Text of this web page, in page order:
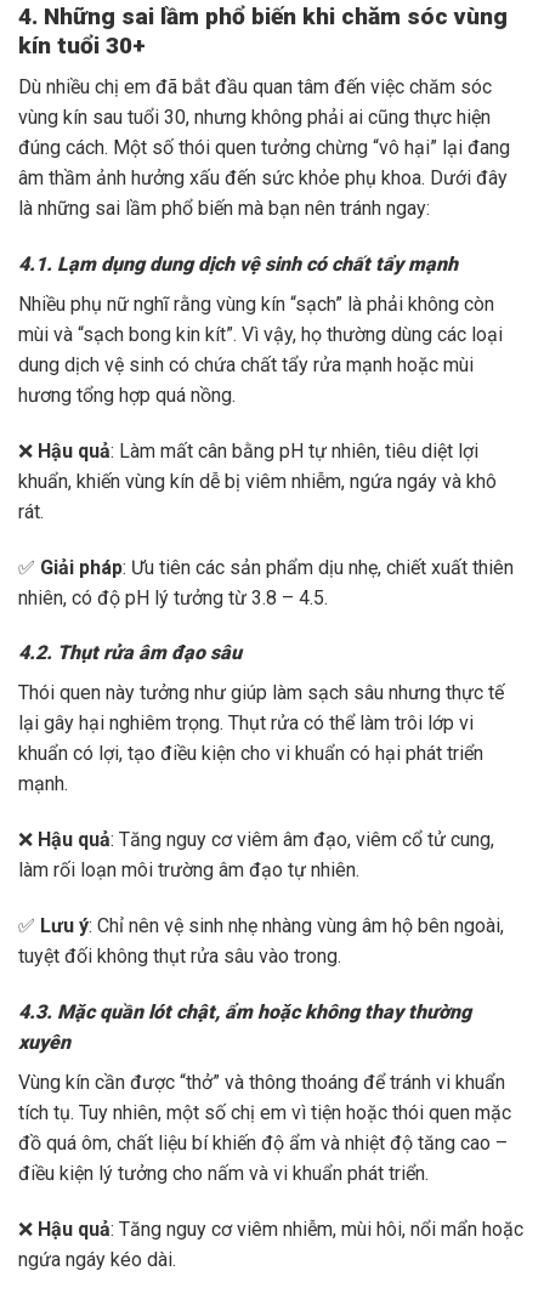
4. Những sai lầm phổ biến khi chăm sóc vùng
kín tuổi 30+
Dù nhiều chị em đã bắt đầu quan tâm đến việc chăm sóc
vùng kín sau tuổi 30, nhưng không phải ai cũng thực hiện
đúng cách. Một số thói quen tưởng chừng “vô hại” lại đang
âm thầm ảnh hưởng xấu đến sức khỏe phụ khoa. Dưới đây
là những sai lầm phổ biến mà bạn nên tránh ngay:
4.1. Lạm dụng dung dịch vệ sinh có chất tẩy mạnh
Nhiều phụ nữ nghĩ rằng vùng kín “sạch” là phải không còn
mùi và “sạch bong kin kít”. Vì vậy, họ thường dùng các loại
dung dịch vệ sinh có chứa chất tẩy rửa mạnh hoặc mùi
hương tổng hợp quá nồng.
❌ Hậu quả: Làm mất cân bằng pH tự nhiên, tiêu diệt lợi
khuẩn, khiến vùng kín dễ bị viêm nhiễm, ngứa ngáy và khô
rát.
✅ Giải pháp: Ưu tiên các sản phẩm dịu nhẹ, chiết xuất thiên
nhiên, có độ pH lý tưởng từ 3.8 – 4.5.
4.2. Thụt rửa âm đạo sâu
Thói quen này tưởng như giúp làm sạch sâu nhưng thực tế
lại gây hại nghiêm trọng. Thụt rửa có thể làm trôi lớp vi
khuẩn có lợi, tạo điều kiện cho vi khuẩn có hại phát triển
mạnh.
❌ Hậu quả: Tăng nguy cơ viêm âm đạo, viêm cổ tử cung,
làm rối loạn môi trường âm đạo tự nhiên.
✅ Lưu ý: Chỉ nên vệ sinh nhẹ nhàng vùng âm hộ bên ngoài,
tuyệt đối không thụt rửa sâu vào trong.
4.3. Mặc quần lót chật, ẩm hoặc không thay thường
xuyên
Vùng kín cần được “thở” và thông thoáng để tránh vi khuẩn
tích tụ. Tuy nhiên, một số chị em vì tiện hoặc thói quen mặc
đồ quá ôm, chất liệu bí khiến độ ẩm và nhiệt độ tăng cao –
điều kiện lý tưởng cho nấm và vi khuẩn phát triển.
❌ Hậu quả: Tăng nguy cơ viêm nhiễm, mùi hôi, nổi mẩn hoặc
ngứa ngáy kéo dài.